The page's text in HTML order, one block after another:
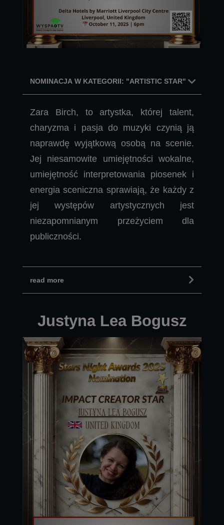
NOMINACJA W KATEGORII: "ARTISTIC STAR"
Zara Birch, to artystka, której talent,
charyzma i pasja do muzyki czynią ją
naprawdę wyjątkową osobą na scenie.
Jej niesamowite umiejętności wokalne,
umiejętność interpretowania piosenek i
energia sceniczna sprawiają, że każdy z
jej występów artystycznych jest
niezapomnianym przeżyciem dla
publiczności.
read more
Justyna Lea Bogusz